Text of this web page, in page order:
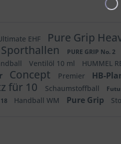
EHF Pure Grip
Sporthallen PURE GRIP No. 2
Ventilöl 10 ml HUMMEL
Concept Premier HB-
für 10 Schaumstoffball
Handball WM Pure Grip